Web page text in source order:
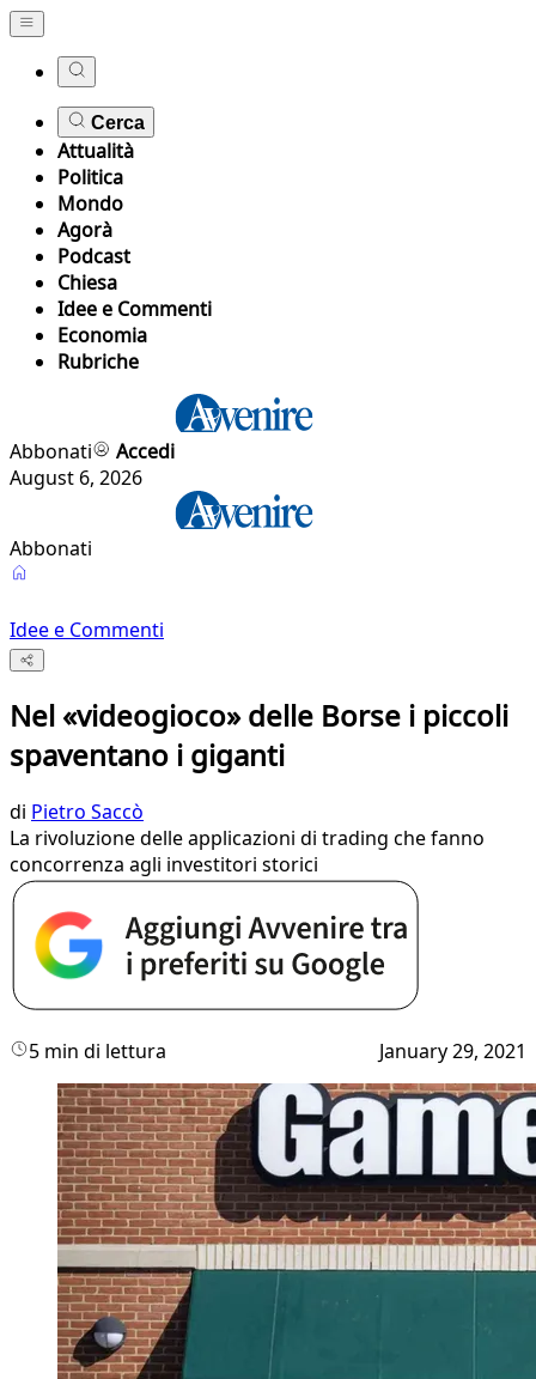
Cerca
Attualità
Politica
Mondo
Agorà
Podcast
Chiesa
Idee e Commenti
Economia
Rubriche
Abbonati
Accedi
August 6, 2026
Abbonati
Idee e Commenti
Nel «videogioco» delle Borse i piccoli
spaventano i giganti
di Pietro Saccò
La rivoluzione delle applicazioni di trading che fanno
concorrenza agli investitori storici
5 min di lettura January 29, 2021